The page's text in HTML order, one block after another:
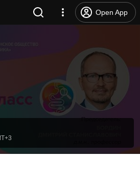
Open App